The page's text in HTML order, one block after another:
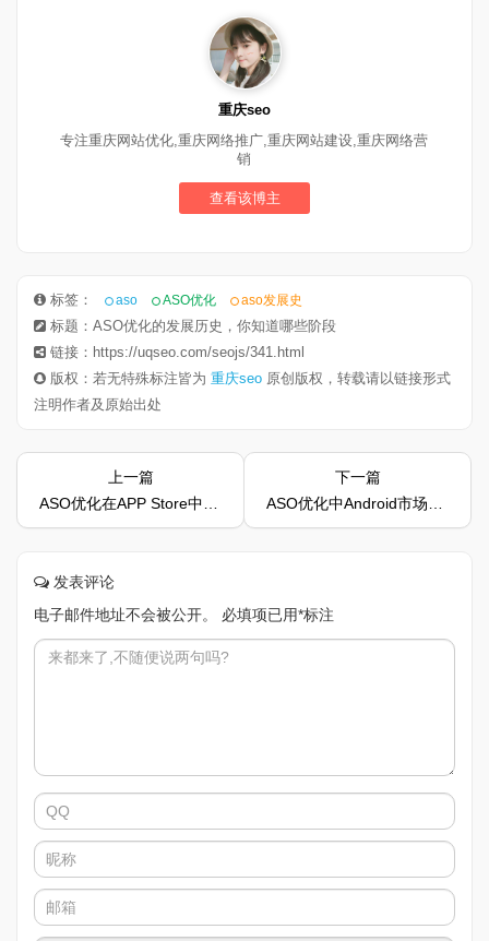
重庆seo
专注重庆网站优化,重庆网络推广,重庆网站建设,重庆网络营
销
查看该博主
标签： aso ASO优化 aso发展史
标题：ASO优化的发展历史，你知道哪些阶段
链接：https://uqseo.com/seojs/341.html
版权：若无特殊标注皆为 重庆seo 原创版权，转载请以链接形式
注明作者及原始出处
上一篇
ASO优化在APP Store中应该怎么做搜索优化
下一篇
ASO优化中Android市场与iOS市场有何区别呢
发表评论
电子邮件地址不会被公开。
必填项已用*标注